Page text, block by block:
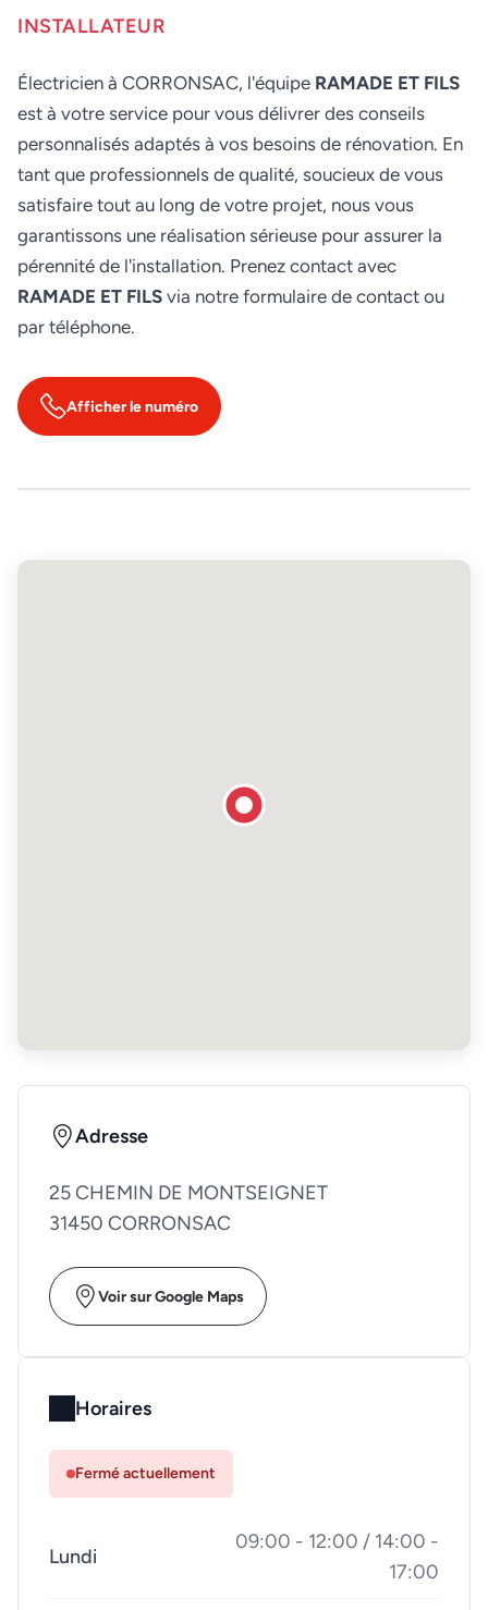
INSTALLATEUR
Électricien à CORRONSAC, l'équipe RAMADE ET FILS
est à votre service pour vous délivrer des conseils
personnalisés adaptés à vos besoins de rénovation. En
tant que professionnels de qualité, soucieux de vous
satisfaire tout au long de votre projet, nous vous
garantissons une réalisation sérieuse pour assurer la
pérennité de l'installation. Prenez contact avec
RAMADE ET FILS via notre formulaire de contact ou
par téléphone.
Afficher le numéro
Adresse
25 CHEMIN DE MONTSEIGNET
31450 CORRONSAC
Voir sur Google Maps
Horaires
Fermé actuellement
Lundi
09:00 - 12:00 / 14:00 -
17:00